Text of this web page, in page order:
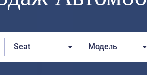
Seat Модель